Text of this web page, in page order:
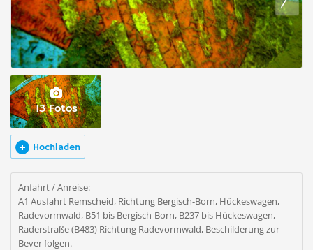
13 Fotos
Hochladen
Anfahrt / Anreise:
A1 Ausfahrt Remscheid, Richtung Bergisch-Born, Hückeswagen,
Radevormwald, B51 bis Bergisch-Born, B237 bis Hückeswagen,
Raderstraße (B483) Richtung Radevormwald, Beschilderung zur
Bever folgen.